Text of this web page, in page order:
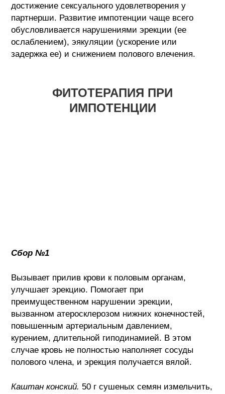
достижение сексуального удовлетворения у
партнерши. Развитие импотенции чаще всего
обусловливается нарушениями эрекции (ее
ослаблением), эякуляции (ускорение или
задержка ее) и снижением полового влечения.
ФИТОТЕРАПИЯ ПРИ
ИМПОТЕНЦИИ
Сбор №1
Вызывает прилив крови к половым органам,
улучшает эрекцию. Помогает при
преимущественном нарушении эрекции,
вызванном атеросклерозом нижних конечностей,
повышенным артериальным давлением,
курением, длительной гиподинамией. В этом
случае кровь не полностью наполняет сосуды
полового члена, и эрекция получается вялой.
Каштан конский. 50 г сушеных семян измельчить,